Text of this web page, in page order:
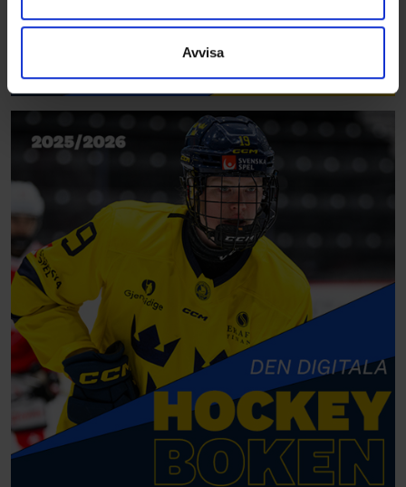
samlat in när du har använt deras tjänster.
Avvisa